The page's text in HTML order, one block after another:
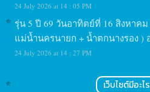
24 July 2026 at 14 : 05 PM
รุ่น 5 ปี 69 วันอาทิตย์ที่ 16 สิงหาคม
แม่น้ำนครนายก + น้ำตกนางรอง )
24 July 2026 at 14 : 27 PM
เว็บไซต์มีอะไ